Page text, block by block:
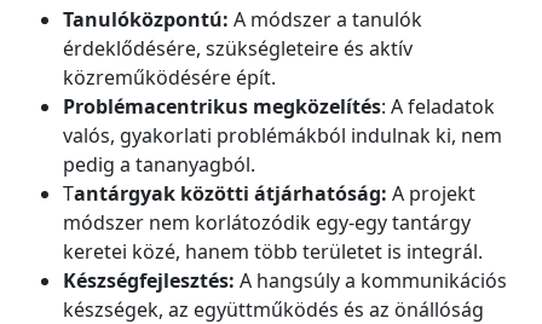
Tanulóközpontú: A módszer a tanulók
érdeklődésére, szükségleteire és aktív
közreműködésére épít.
Problémacentrikus megközelítés: A feladatok
valós, gyakorlati problémákból indulnak ki, nem
pedig a tananyagból.
Tantárgyak közötti átjárhatóság: A projekt
módszer nem korlátozódik egy-egy tantárgy
keretei közé, hanem több területet is integrál.
Készségfejlesztés: A hangsúly a kommunikációs
készségek, az együttműködés és az önállóság